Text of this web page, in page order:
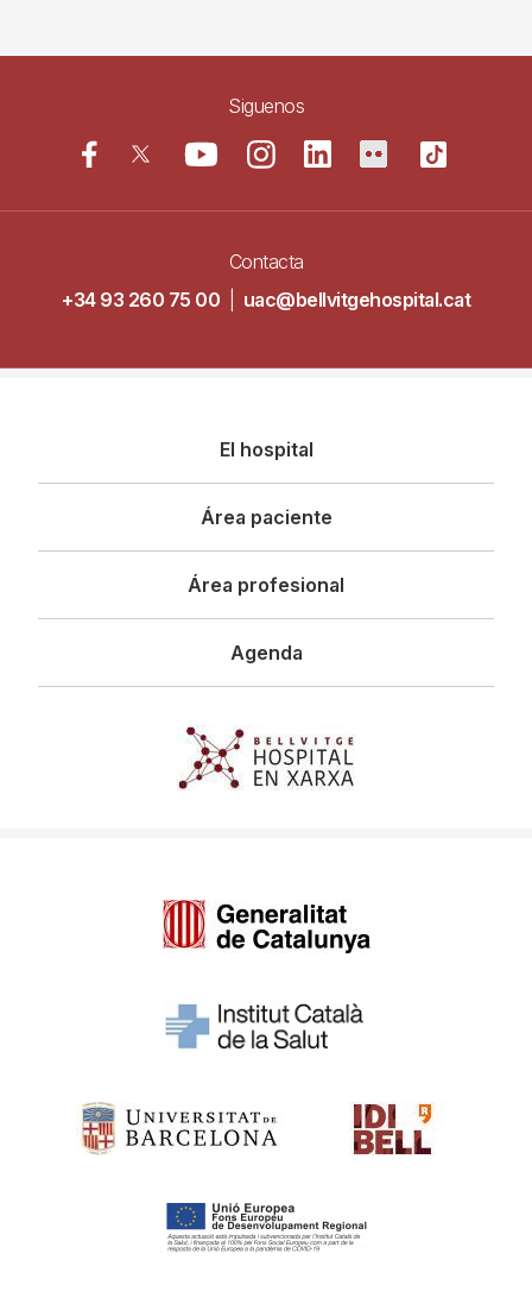
Siguenos
Contacta
+34 93 260 75 00
uac@bellvitgehospital.cat
principal
El hospital
Área paciente
Área profesional
Agenda